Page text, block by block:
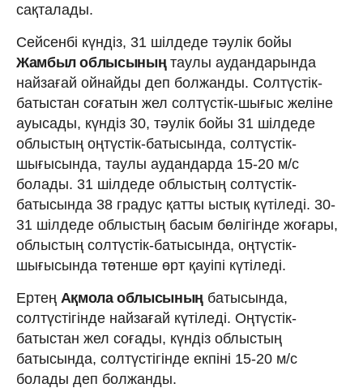
сақталады.
Сейсенбі күндіз, 31 шілдеде тәулік бойы
Жамбыл облысыныңтаулы аудандарында
найзағай ойнайды деп болжанды. Солтүстік-
батыстан соғатын жел солтүстік-шығыс желіне
ауысады, күндіз 30, тәулік бойы 31 шілдеде
облыстың оңтүстік-батысында, солтүстік-
шығысында, таулы аудандарда 15-20 м/с
болады. 31 шілдеде облыстың солтүстік-
батысында 38 градус қатты ыстық күтіледі. 30-
31 шілдеде облыстың басым бөлігінде жоғары,
облыстың солтүстік-батысында, оңтүстік-
шығысында төтенше өрт қауіпі күтіледі.
Ертең Ақмола облысыныңбатысында,
солтүстігінде найзағай күтіледі. Оңтүстік-
батыстан жел соғады, күндіз облыстың
батысында, солтүстігінде екпіні 15-20 м/с
болады деп болжанды.